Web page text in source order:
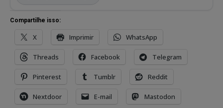
Compartilhe isso:
X Imprimir WhatsApp
Threads Facebook Telegram
Pinterest Tumblr Reddit
Nextdoor E-mail Mastodon